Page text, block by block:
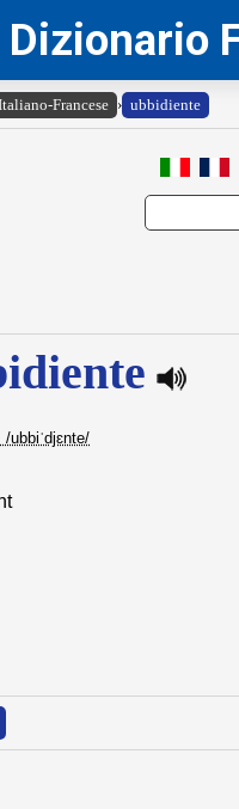
Dizionario
Francese › ubbidiente
ubbiˈdjɛnte/